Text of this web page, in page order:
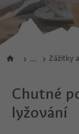
... Zážitky
Chutné
lyžování